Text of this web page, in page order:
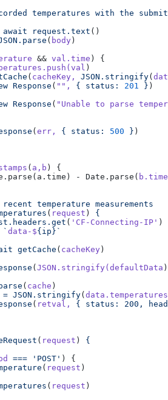
temperatures with the
await request.text ()
( body)
&& val.time ) {
)
( cacheKey, JSON.stringify(
Response ( "" , { status: 201 } )
Response ( "Unable to parse
(err, { status: 500 } )
( a,b ) {
- Date.parse( b.time
recent temperature measurements
( request ) {
( 'CF-Connecting-IP' )
` data-${ip}`
getCache ( cacheKey)
(JSON.stringify(defaultData )
( cache )
= JSON.stringify(
( retval, { status: 200,
( request ) {
=== 'POST' ) {
( request )
( request )